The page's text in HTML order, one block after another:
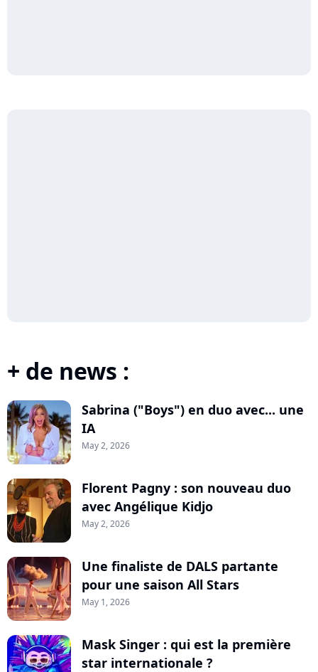
+ de news :
Sabrina ("Boys") en duo avec... une
IA
May 2, 2026
Florent Pagny : son nouveau duo
avec Angélique Kidjo
May 2, 2026
Une finaliste de DALS partante
pour une saison All Stars
May 1, 2026
Mask Singer : qui est la première
star internationale ?